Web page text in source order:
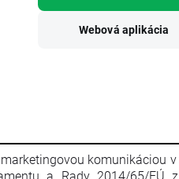
Webová aplikácia
komunikáciou
a Rady 2014/65/